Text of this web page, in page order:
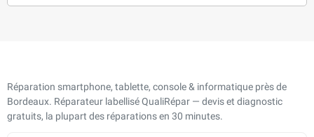
Réparation smartphone, tablette, console & informatique près de
Bordeaux. Réparateur labellisé QualiRépar — devis et diagnostic
gratuits, la plupart des réparations en 30 minutes.